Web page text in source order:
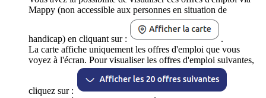
Mappy (non accessible aux personnes en situation de
handicap) en cliquant sur :
.
La carte affiche uniquement les offres d'emploi que vous
voyez à l'écran. Pour visualiser les offres d'emploi suivantes,
cliquez sur :